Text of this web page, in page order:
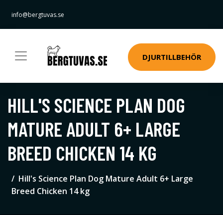
info@bergtuvas.se
DJURTILLBEHÖR
HILL'S SCIENCE PLAN DOG
MATURE ADULT 6+ LARGE
BREED CHICKEN 14 KG
Hill's Science Plan Dog Mature Adult 6+ Large
Breed Chicken 14 kg